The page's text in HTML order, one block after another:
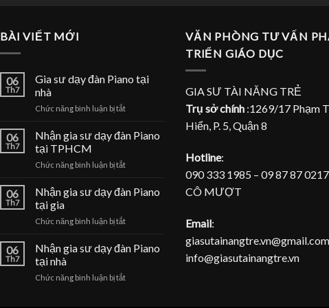
BÀI VIẾT MỚI
06
Th7
Gia sư dạy đàn Piano tại
nhà
Chức năng bình luận bị tắtở
dạy
Piano
nhà
06
Th7
Nhận gia sư dạy đàn Piano
tại TPHCM
Chức năng bình luận bị tắtở
gia
sư
đàn
tại
06
Th7
Nhận gia sư dạy đàn Piano
tại gia
Chức năng bình luận bị tắtở
gia
sư
đàn
06
Th7
Nhận gia sư dạy đàn Piano
tại nhà
Chức năng bình luận bị tắtở
VĂN PHÒNG TƯ VẤN
TRIỂN GIÁO DỤC
GIA SƯ TÀI NĂNG TRẺ
Trụ sở chính :1269/17 Phạm
Hiển, P. 5, Quận 8
Hotline:
090 333 1985 – 09 87 87 0217
CÔ MƯỢT
Email:
giasutainangtre.vn@gmail.com,
info@giasutainangtre.vn